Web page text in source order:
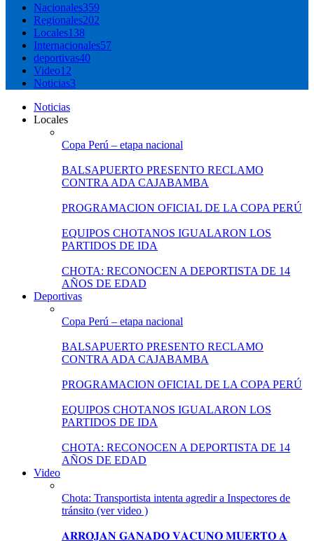
Nacionales359
Regionales202
Locales138
Internacionales57
deportivas40
Video12
Noticias3
Noticias
Locales
Copa Perú – etapa nacional
BALSAPUERTO PRESENTO RECLAMO
CONTRA ADA CAJABAMBA
PROGRAMACION OFICIAL DE LA COPA PERÚ
EQUIPOS CHOTANOS IGUALARON LOS
PARTIDOS DE IDA
CHOTA: RECONOCEN A DEPORTISTA DE 14
AÑOS DE EDAD
Deportivas
Copa Perú – etapa nacional
BALSAPUERTO PRESENTO RECLAMO
CONTRA ADA CAJABAMBA
PROGRAMACION OFICIAL DE LA COPA PERÚ
EQUIPOS CHOTANOS IGUALARON LOS
PARTIDOS DE IDA
CHOTA: RECONOCEN A DEPORTISTA DE 14
AÑOS DE EDAD
Video
Chota: Transportista intenta agredir a Inspectores de
tránsito (ver video )
𝐀𝐑𝐑𝐎𝐉𝐀𝐍 𝐆𝐀𝐍𝐀𝐃𝐎 𝐕𝐀𝐂𝐔𝐍𝐎 𝐌𝐔𝐄𝐑𝐓𝐎 𝐀